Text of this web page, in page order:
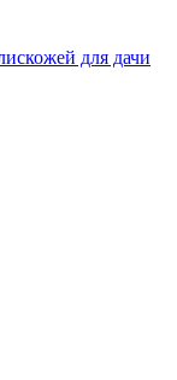
для дачи